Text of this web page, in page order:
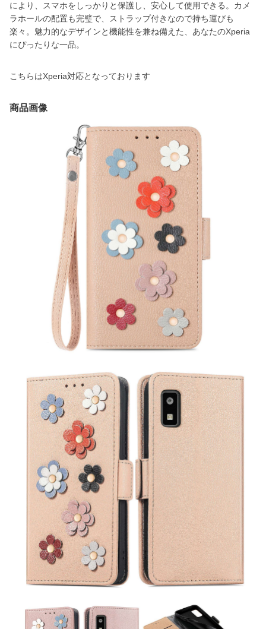
により、スマホをしっかりと保護し、安心して使用できる。カメ
ラホールの配置も完璧で、ストラップ付きなので持ち運びも
楽々。魅力的なデザインと機能性を兼ね備えた、あなたのXperia
にぴったりな一品。
こちらはXperia対応となっております
商品画像